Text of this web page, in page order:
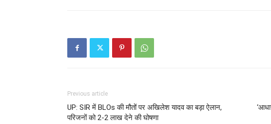
Previous article
UP: SIR में BLOs की मौतों पर अखिलेश यादव का बड़ा ऐलान,
परिजनों को 2-2 लाख देने की घोषणा